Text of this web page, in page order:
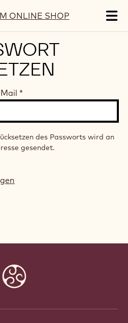
ONLINE SHOP
*
des Passworts wird an
gesendet.